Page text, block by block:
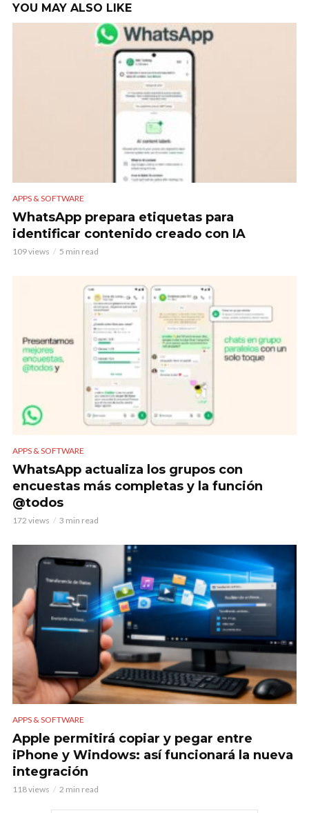
YOU MAY ALSO LIKE
APPS & SOFTWARE
WhatsApp prepara etiquetas para
identificar contenido creado con IA
109 views 5 min read
APPS & SOFTWARE
WhatsApp actualiza los grupos con
encuestas más completas y la función
@todos
172 views 3 min read
APPS & SOFTWARE
Apple permitirá copiar y pegar entre
iPhone y Windows: así funcionará la nueva
integración
118 views 2 min read